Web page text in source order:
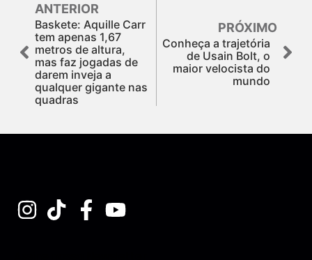
ANTERIOR
Baskete: Aquille Carr
tem apenas 1,67
metros de altura,
mas faz jogadas de
darem inveja a
qualquer gigante nas
quadras
PRÓXIMO
Conheça a trajetória
de Usain Bolt, o
maior velocista do
mundo